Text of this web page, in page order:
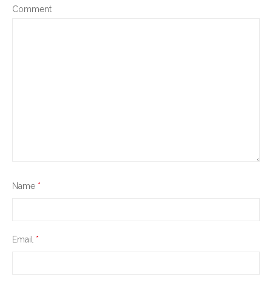
Comment
Name *
Email *